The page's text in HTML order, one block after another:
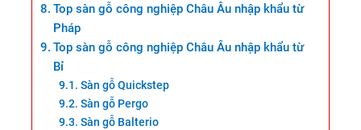
Top sàn gỗ công nghiệp Châu Âu nhập khẩu từ
Pháp
Top sàn gỗ công nghiệp Châu Âu nhập khẩu từ
Bỉ
Sàn gỗ Quickstep
Sàn gỗ Pergo
Sàn gỗ Balterio